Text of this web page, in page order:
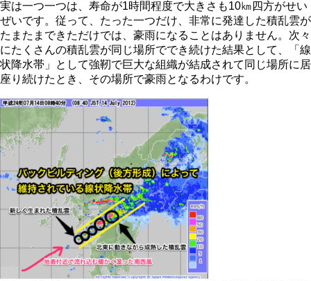
実は一つ一つは、寿命が1時間程度で大きさも10㎞四方がせい
ぜいです。従って、たった一つだけ、非常に発達した積乱雲が
たまたまできただけでは、豪雨になることはありません。次々
にたくさんの積乱雲が同じ場所ででき続けた結果として、「線
状降水帯」として強靭で巨大な組織が結成されて同じ場所に居
座り続けたとき、その場所で豪雨となるわけです。